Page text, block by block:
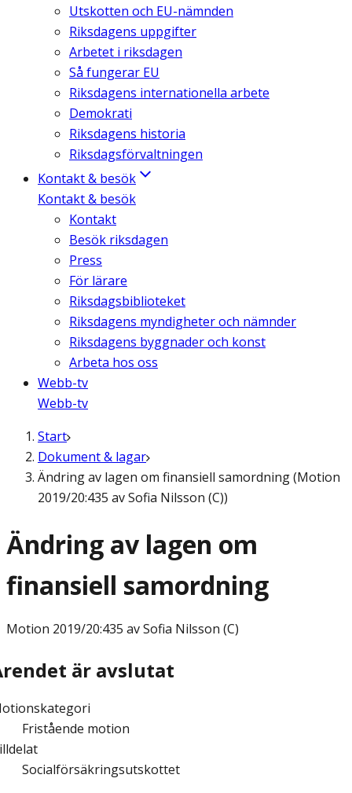
Utskotten och EU-nämnden
Riksdagens uppgifter
Arbetet i riksdagen
Så fungerar EU
Riksdagens internationella arbete
Demokrati
Riksdagens historia
Riksdagsförvaltningen
Kontakt & besök
Kontakt & besök
Kontakt
Besök riksdagen
Press
För lärare
Riksdagsbiblioteket
Riksdagens myndigheter och nämnder
Riksdagens byggnader och konst
Arbeta hos oss
Webb-tv
Webb-tv
Start
Dokument & lagar
Ändring av lagen om finansiell samordning (Motion
2019/20:435 av Sofia Nilsson (C))
Ändring av lagen om
finansiell samordning
Motion 2019/20:435 av Sofia Nilsson (C)
är avslutat
Fristående motion
Socialförsäkringsutskottet